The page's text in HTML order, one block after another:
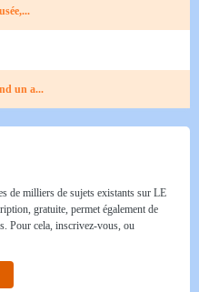
un a...
de milliers de sujets existants sur LE
gratuite, permet également de
Pour cela, inscrivez-vous, ou